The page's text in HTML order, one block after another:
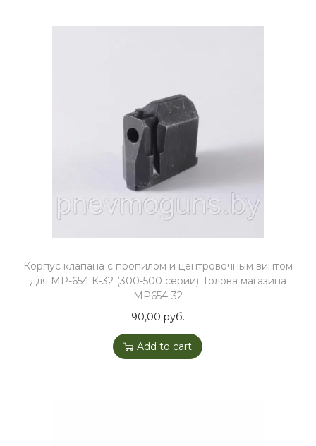
Корпус клапана с пропилом и центровочным винтом
для МР-654 К-32 (300-500 серии). Голова магазина
МР654-32
90,00 руб.
Add to cart